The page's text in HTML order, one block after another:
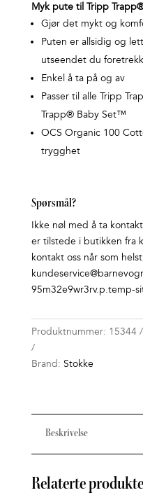
Nordic
Grey
antall
Myk pute til Tripp
Gjør det mykt og
Puten er allsidig og
utseendet du
Enkel å ta på og av
Passer til alle Tripp
Trapp® Baby Set™
OCS Organic 100
trygghet
Spørsmål?
Ikke nøl med å ta
er tilstede i butikken fra
kontakt oss når som
95m32e9wr3rv.p.temp-
Produktnummer: 15344
Brand: Stokke
Beskrivelse
Relaterte